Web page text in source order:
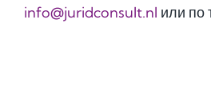
info@juridconsult.nl или по